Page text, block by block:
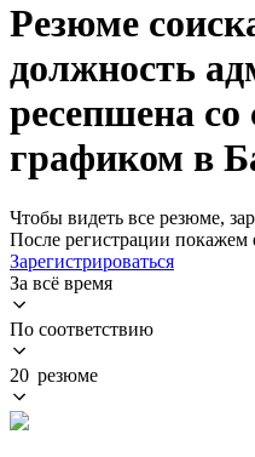
Резюме
должность
ресепшена
графиком в
Чтобы видеть все резюме,
После регистрации
Зарегистрироваться
За всё время
По соответствию
20 резюме